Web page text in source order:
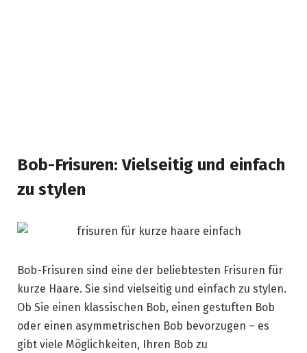
Bob-Frisuren: Vielseitig und einfach
zu stylen
Bob-Frisuren sind eine der beliebtesten Frisuren für
kurze Haare. Sie sind vielseitig und einfach zu stylen.
Ob Sie einen klassischen Bob, einen gestuften Bob
oder einen asymmetrischen Bob bevorzugen – es
gibt viele Möglichkeiten, Ihren Bob zu